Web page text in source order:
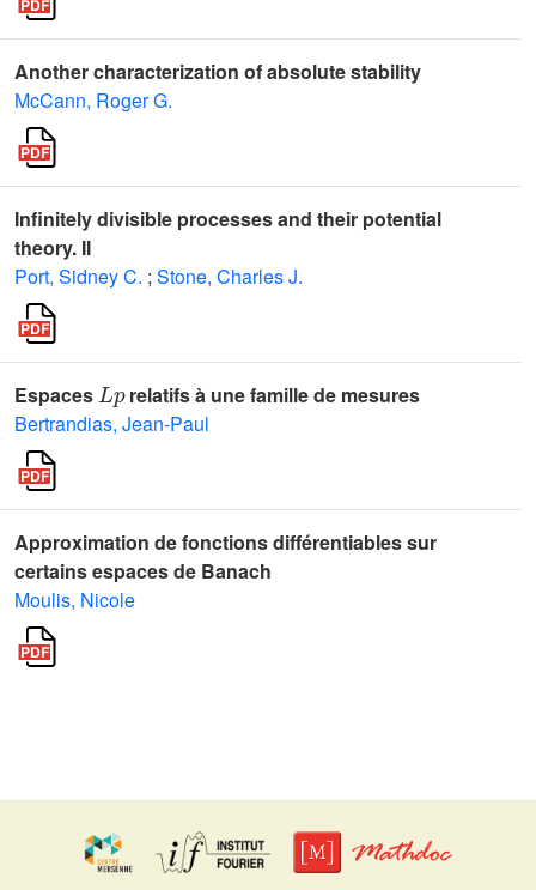
Another characterization of absolute stability
McCann, Roger G.
Infinitely divisible processes and their potential
theory. II
Port, Sidney C. ; Stone, Charles J.
Espaces
relatifs à une famille de mesures
Bertrandias, Jean-Paul
Approximation de fonctions différentiables sur
certains espaces de Banach
Moulis, Nicole